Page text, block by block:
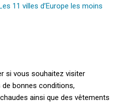
11 villes d’Europe les moins
si vous souhaitez visiter
de bonnes conditions,
ainsi que des vêtements